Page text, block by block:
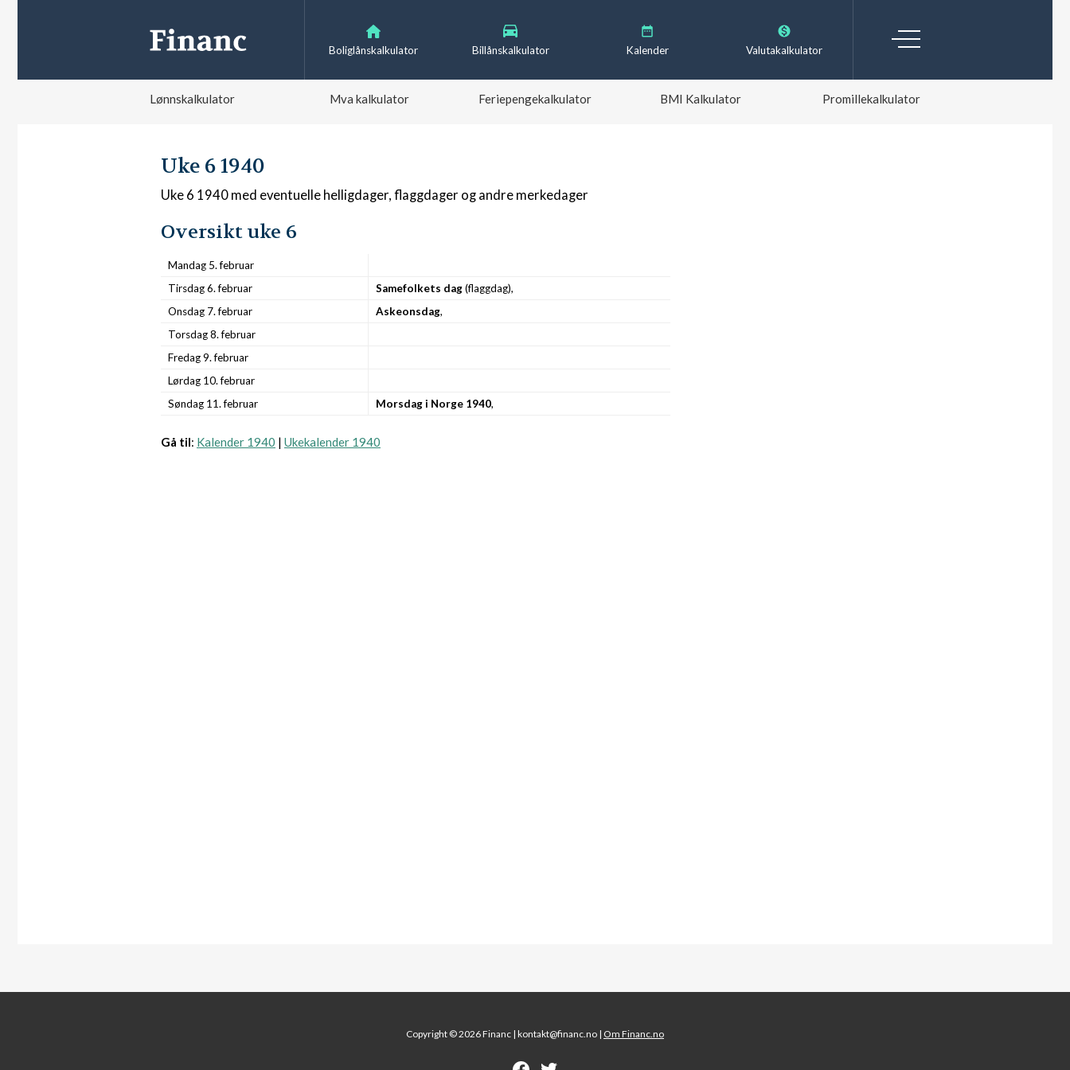
Boliglånskalkulator Billånskalkulator Kalender Valutakalkulator
Lønnskalkulator Mva kalkulator Feriepengekalkulator BMI Kalkulator Promillekalkulator
Uke 6 1940
Uke 6 1940 med eventuelle helligdager, flaggdager og andre merkedager
Oversikt uke 6
Mandag 5. februar
Tirsdag 6. februar
Samefolkets dag(flaggdag),
Onsdag 7. februar
Askeonsdag,
Torsdag 8. februar
Fredag 9. februar
Lørdag 10. februar
Søndag 11. februar
Morsdag i Norge 1940,
Gå til: Kalender 1940 | Ukekalender 1940
Copyright © 2026 Financ | kontakt@financ.no | Om Financ.no